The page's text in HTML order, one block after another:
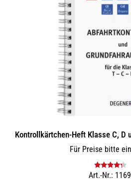
Kontrollkärtchen-Heft Klasse C, D
Für Preise bitte
Bewertet
Art.-Nr.: